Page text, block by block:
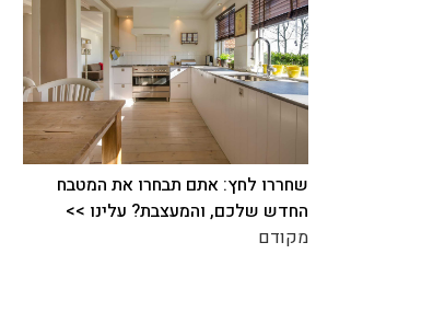
שחררו לחץ: אתם תבחרו את המטבח
החדש שלכם, והמעצבת? עלינו >>
מקודם